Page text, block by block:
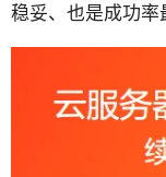
稳妥、也是成功率